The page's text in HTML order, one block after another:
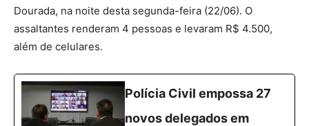
Dourada, na noite desta segunda-feira (22/06). O
assaltantes renderam 4 pessoas e levaram R$ 4.500,
além de celulares.
Polícia Civil empossa 27
novos delegados em